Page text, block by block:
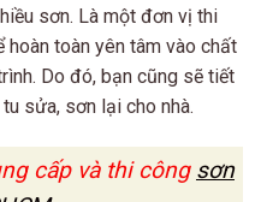
sơn. Là một đơn vị thi
hoàn toàn yên tâm vào chất
Do đó, bạn cũng sẽ tiết
sửa, sơn lại cho nhà.
cấp và thi công sơn